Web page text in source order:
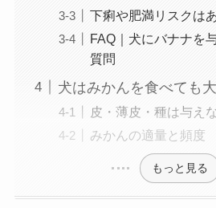
下痢や肥満リスクは
FAQ｜犬にバナナを
質問
犬はみかんを食べても
皮・薄皮・種は与え
みかんの適量と頻度
もっと見る